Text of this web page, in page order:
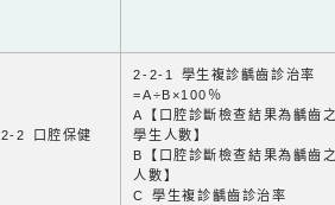
2-2 口腔保健
2-2-1 學生複診齲齒診治率
=A÷B×100％
A【口腔診斷檢查結果為齲齒
學生人數】
B【口腔診斷檢查結果為齲齒
人數】
C 學生複診齲齒診治率